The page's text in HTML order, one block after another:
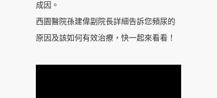
成因。
西園醫院孫建偉副院長詳細告訴您頻尿的
原因及該如何有效治療，快一起來看看！